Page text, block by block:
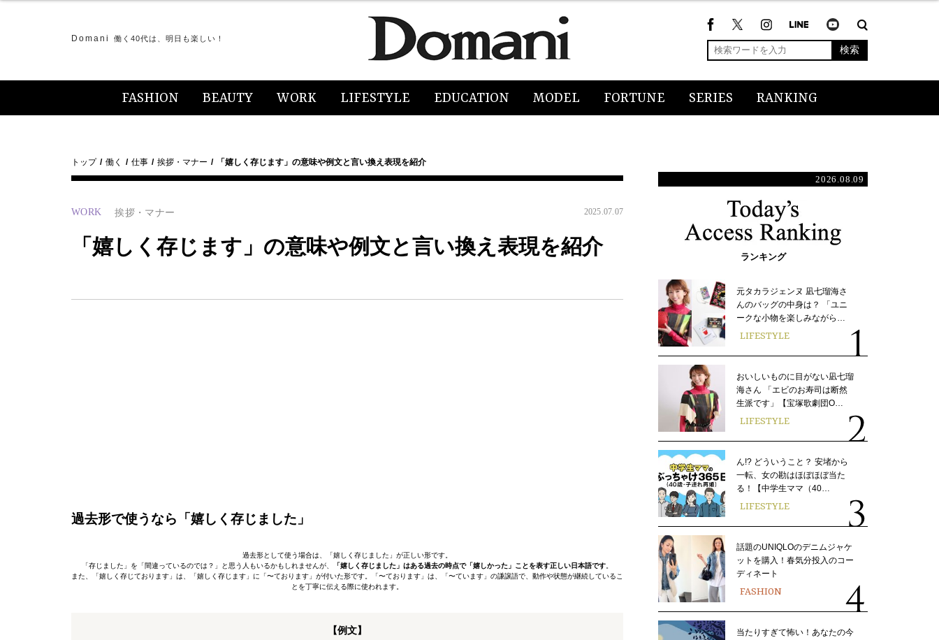
Domani 働く40代は、明日も楽しい！
検索
FASHION BEAUTY WORK LIFESTYLE EDUCATION MODEL FORTUNE SERIES RANKING
トップ 働く 仕事 挨拶・マナー 「嬉しく存じます」の意味や例文と言い換え表現を紹介
WORK 挨拶・マナー 2025.07.07
「嬉しく存じます」の意味や例文と言い換え表現を紹介
過去形で使うなら「嬉しく存じました」
過去形として使う場合は、「嬉しく存じました」が正しい形です。
「存じました」を「間違っているのでは？」と思う人もいるかもしれませんが、
「嬉しく存じました」はある過去の時点で「嬉しかった」ことを表す正しい日本語です
また、「嬉しく存じております」は、「嬉しく存じます」に「〜ております」が付いた形です。「〜ております」は、「〜ています」の謙譲語で、動作や状態が継続しているこ
とを丁寧に伝える際に使われます。
【例文】
2026.08.09
ランキング
元タカラジェンヌ 凪七瑠海さ
んのバッグの中身は？ 「ユニ
ークな小物を楽しみながら…
LIFESTYLE
おいしいものに目がない凪七瑠
海さん 「エビのお寿司は断然
生派です」【宝塚歌劇団O…
LIFESTYLE
ん!? どういうこと？ 安堵から
一転、女の勘はほぼほぼ当た
る！【中学生ママ（40…
LIFESTYLE
話題のUNIQLOのデニムジャケ
ットを購入！春気分投入のコー
ディネート
FASHION
当たりすぎて怖い！あなたの今